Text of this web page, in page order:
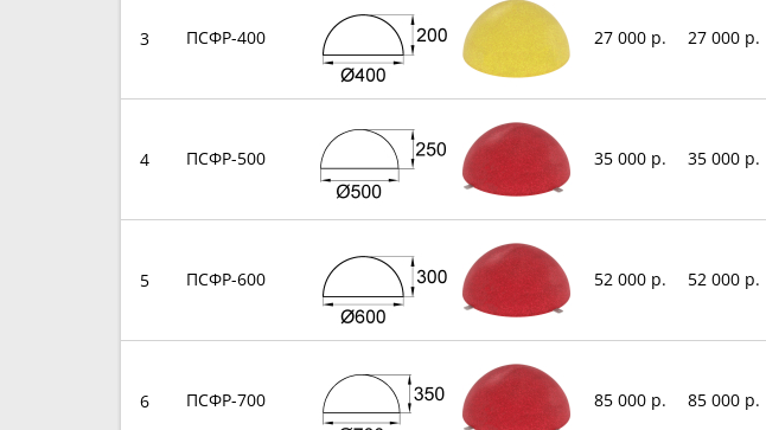
3 ПСФР-400 27 000 р. 27 000 р.
4 ПСФР-500 35 000 р. 35 000 р.
5 ПСФР-600 52 000 р. 52 000 р.
6 ПСФР-700 85 000 р. 85 000 р.